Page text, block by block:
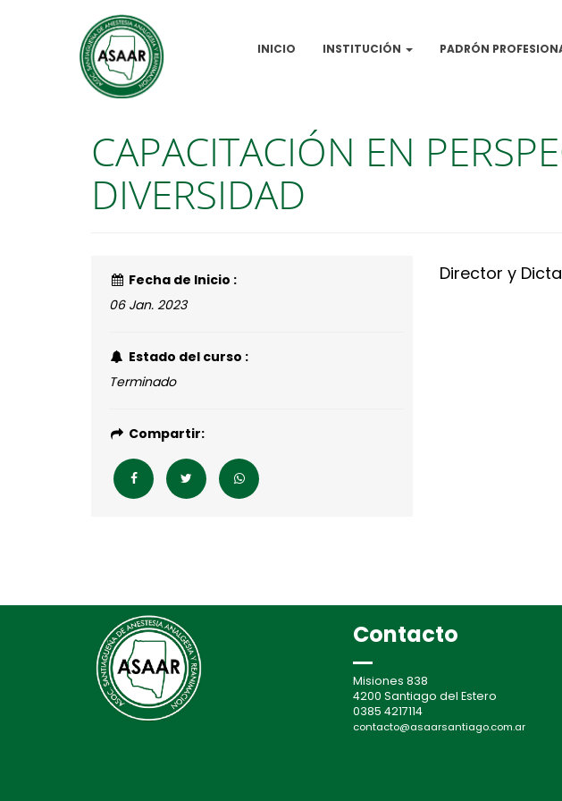
INICIO INSTITUCIÓN PADRÓN
CAPACITACIÓN EN
DIVERSIDAD
Fecha de Inicio :
06 Jan. 2023
Estado del curso :
Terminado
Compartir:
Director y
Contacto
Misiones 838
4200 Santiago del Estero
0385 4217114
contacto@asaarsantiago.com.ar